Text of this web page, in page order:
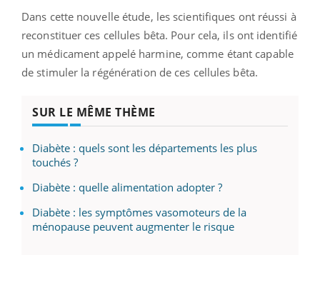
Dans cette nouvelle étude, les scientifiques ont réussi à
reconstituer ces cellules bêta. Pour cela, ils ont identifié
un médicament appelé harmine, comme étant capable
de stimuler la régénération de ces cellules bêta.
SUR LE MÊME THÈME
Diabète : quels sont les départements les plus
touchés ?
Diabète : quelle alimentation adopter ?
Diabète : les symptômes vasomoteurs de la
ménopause peuvent augmenter le risque